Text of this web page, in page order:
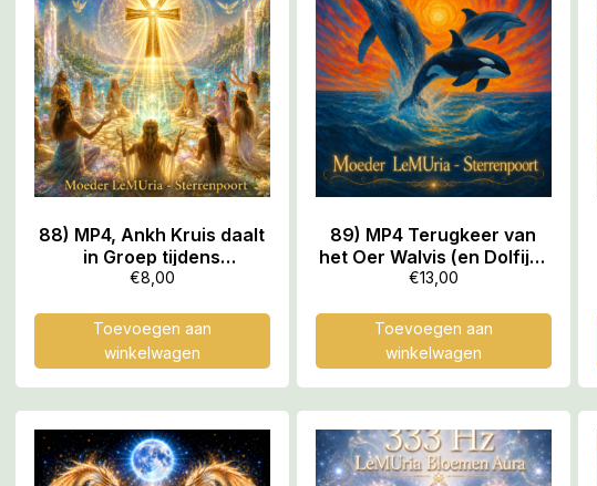
88) MP4, Ankh Kruis daalt
in Groep tijdens
Sterrenpoort
35.24 min
€8,00
Toevoegen aan
winkelwagen
89) MP4 Terugkeer van
het Oer Walvis (en Dolfijn)
LeMUria Tijdperk, 58.08
€13,00
Toevoegen aan
winkelwagen